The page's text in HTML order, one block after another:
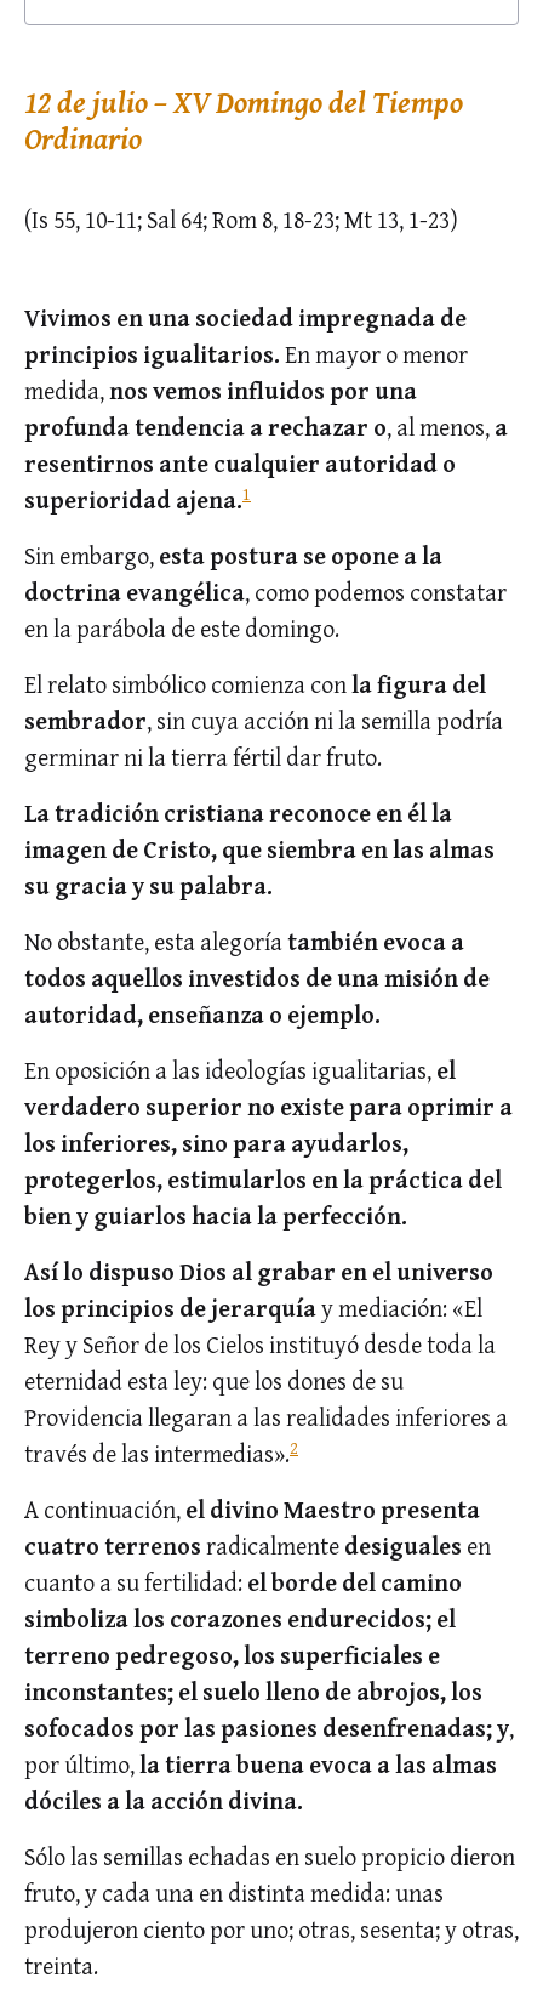
12 de julio – XV Domingo del Tiempo
Ordinario
(Is 55, 10-11; Sal 64; Rom 8, 18-23; Mt 13, 1-23)
Vivimos en una sociedad impregnada de
principios igualitarios.En mayor o menor
medida,nos vemos influidos por una
profunda tendencia a rechazar o, al menos,a
resentirnos ante cualquier autoridad o
superioridad ajena.1
Sin embargo,esta postura se opone a la
doctrina evangélica, como podemos constatar
en la parábola de este domingo.
El relato simbólico comienza conlafigura del
sembrador, sin cuya acción ni la semilla podría
germinar ni la tierra fértil dar fruto.
La tradición cristiana reconoce en él la
imagen de Cristo, que siembra en las almas
su gracia y su palabra.
No obstante, esta alegoríatambién evoca a
todos aquellos investidos de una misión de
autoridad, enseñanza o ejemplo.
En oposición a las ideologías igualitarias,el
verdadero superior no existe para oprimir a
los inferiores, sino para ayudarlos,
protegerlos, estimularlos en la práctica del
bien y guiarlos hacia la perfección.
Así lo dispuso Dios al grabar en el universo
los principios de jerarquíay mediación: «El
Rey y Señor de los Cielos instituyó desde toda la
eternidad esta ley: que los dones de su
Providencia llegaran a las realidades inferiores a
través de las intermedias».2
A continuación,el divino Maestro presenta
cuatro terrenosradicalmentedesiguales en
cuanto a su fertilidad:el borde del camino
simboliza los corazones endurecidos; el
terreno pedregoso, los superficiales e
inconstantes; el suelo lleno de abrojos, los
sofocados por las pasiones desenfrenadas; y,
por último,la tierra buena evoca a las almas
dóciles a la acción divina.
Sólo las semillas echadas en suelo propicio dieron
fruto, y cada una en distinta medida: unas
produjeron ciento por uno; otras, sesenta; y otras,
treinta.